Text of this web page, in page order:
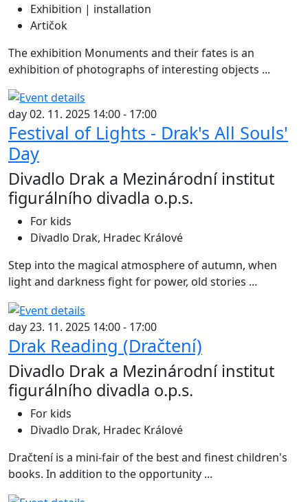
Exhibition | installation
Artičok
The exhibition Monuments and their fates is an
exhibition of photographs of interesting objects ...
day 02. 11. 2025 14:00 - 17:00
Festival of Lights - Drak's All Souls'
Day
Divadlo Drak a Mezinárodní institut
figurálního divadla o.p.s.
For kids
Divadlo Drak, Hradec Králové
Step into the magical atmosphere of autumn, when
light and darkness fight for power, old stories ...
day 23. 11. 2025 14:00 - 17:00
Drak Reading (Dračtení)
Divadlo Drak a Mezinárodní institut
figurálního divadla o.p.s.
For kids
Divadlo Drak, Hradec Králové
Dračtení is a mini-fair of the best and finest children's
books. In addition to the opportunity ...